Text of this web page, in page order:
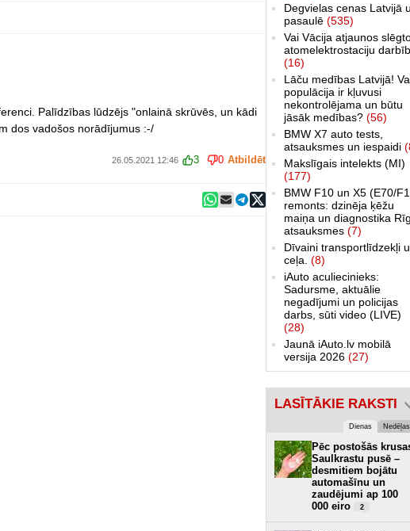
Palīdzības lūdzējs "onlainā skrūvēs, un kādi
dos vadošos norādījumus :-/
26.05.2021 12:46 3 0 Atbildēt
Degvielas cenas Latvijā
pasaulē (535)
Vai Vācija atjaunos
atomelektrostaciju
(16)
Lāču medības Latvijā!
populācija ir kļuvusi
nekontrolējama un būtu
jāsāk medības? (56)
BMW X7 auto tests,
atsauksmes un iespaidi
Makslīgais intelekts (MI)
(177)
BMW F10 un X5 (E70/
remonts: dzinēja ķēžu
maiņa un diagnostika
atsauksmes (7)
Dīvaini transportlīdzekļi
ceļa. (8)
iAuto aculiecinieks:
Sadursme, aktuālie
negadījumi un policijas
darbs, sūti video (LIVE)
(28)
Jaunā iAuto.lv mobilā
versija 2026 (27)
LASĪTĀKIE RAKSTI
Dienas Nedēļas
Pēc postošās
Saulkrastu pusē –
desmitiem bojātu
automašīnu un
zaudējumi ap 100
000 eiro
2